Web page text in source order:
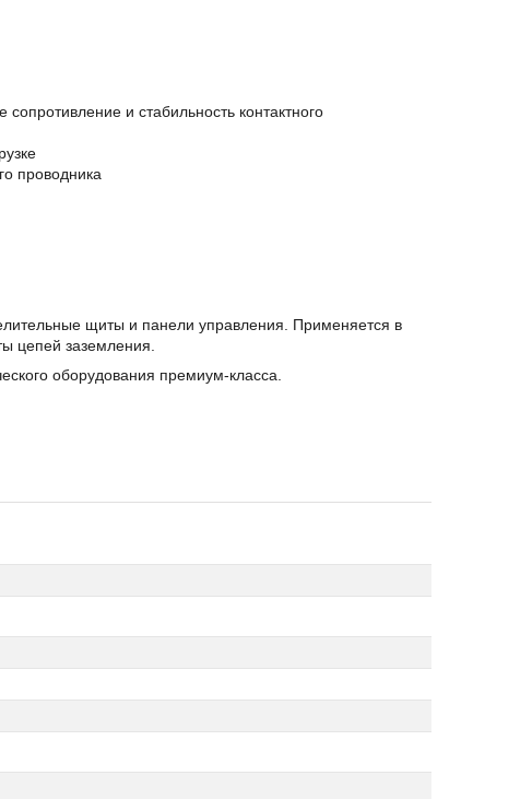
и стабильность контактного
проводника
щиты и панели управления. Применяется в
цепей заземления.
оборудования премиум-класса.